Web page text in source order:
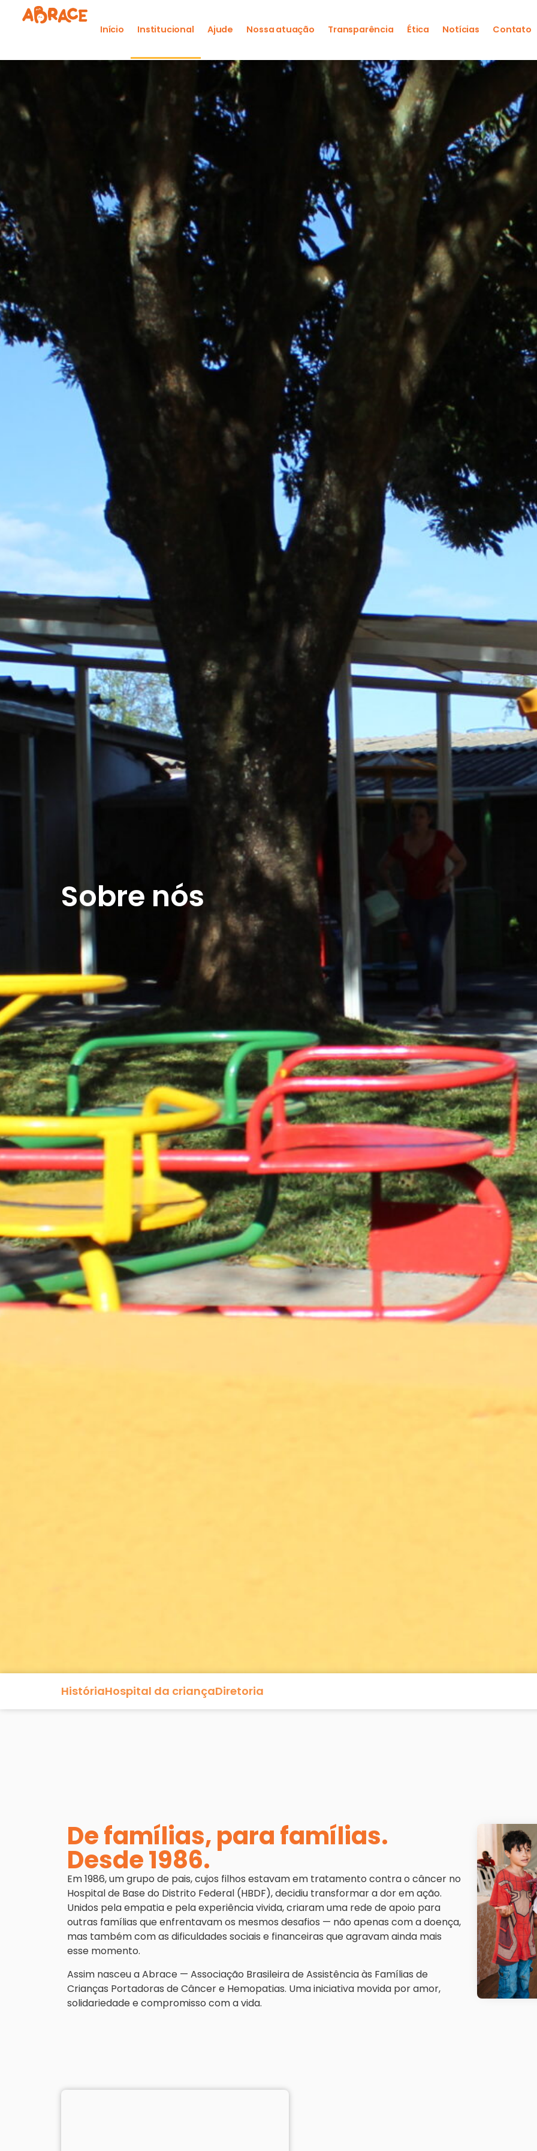
Início Institucional Ajude Nossa atuação Transparência Ética Notícias Contato
Sobre nós
HistóriaHospital da criançaDiretoria
De famílias, para famílias.
Desde 1986.
Em 1986, um grupo de pais, cujos filhos estavam em tratamento contra o câncer no
Hospital de Base do Distrito Federal (HBDF), decidiu transformar a dor em ação.
Unidos pela empatia e pela experiência vivida, criaram uma rede de apoio para
outras famílias que enfrentavam os mesmos desafios — não apenas com a doença,
mas também com as dificuldades sociais e financeiras que agravam ainda mais
esse momento.
Assim nasceu a Abrace — Associação Brasileira de Assistência às Famílias de
Crianças Portadoras de Câncer e Hemopatias. Uma iniciativa movida por amor,
solidariedade e compromisso com a vida.